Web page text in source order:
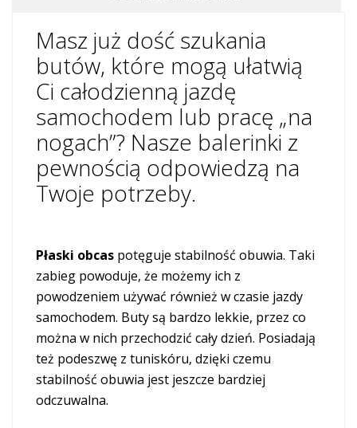
Masz już dość szukania
butów, które mogą ułatwią
Ci całodzienną jazdę
samochodem lub pracę „na
nogach”? Nasze balerinki z
pewnością odpowiedzą na
Twoje potrzeby.
Płaski obcas potęguje stabilność obuwia. Taki
zabieg powoduje, że możemy ich z
powodzeniem używać również w czasie jazdy
samochodem. Buty są bardzo lekkie, przez co
można w nich przechodzić cały dzień. Posiadają
też podeszwę z tuniskóru, dzięki czemu
stabilność obuwia jest jeszcze bardziej
odczuwalna.